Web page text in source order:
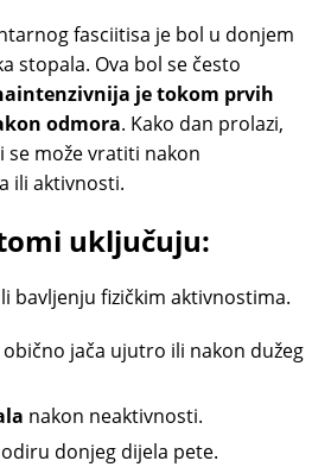
fasciitisa je bol u donjem
stopala. Ova bol se često
je tokom prvih
odmora. Kako dan prolazi,
se može vratiti nakon
ili aktivnosti.
uključuju:
bavljenju fizičkim aktivnostima.
obično jača ujutro ili nakon dužeg
nakon neaktivnosti.
donjeg dijela pete.